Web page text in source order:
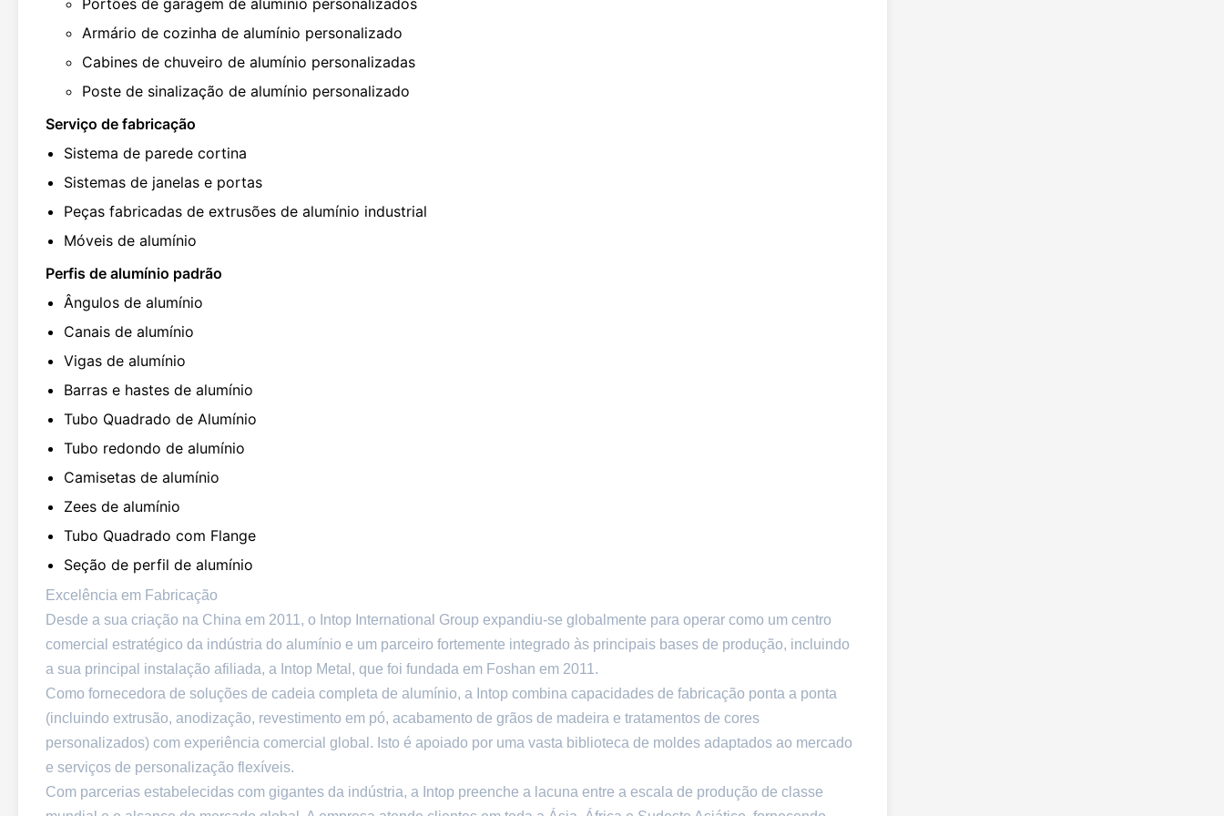
Armário de cozinha de alumínio personalizado
Cabines de chuveiro de alumínio personalizadas
Poste de sinalização de alumínio personalizado
Serviço de fabricação
Sistema de parede cortina
Sistemas de janelas e portas
Peças fabricadas de extrusões de alumínio industrial
Móveis de alumínio
Perfis de alumínio padrão
Ângulos de alumínio
Canais de alumínio
Vigas de alumínio
Barras e hastes de alumínio
Tubo Quadrado de Alumínio
Tubo redondo de alumínio
Camisetas de alumínio
Zees de alumínio
Tubo Quadrado com Flange
Seção de perfil de alumínio
Excelência em Fabricação
Desde a sua criação na China em 2011, o Intop International Group expandiu-se globalmente para operar como um centro
comercial estratégico da indústria do alumínio e um parceiro fortemente integrado às principais bases de produção, incluindo
a sua principal instalação afiliada, a Intop Metal, que foi fundada em Foshan em 2011.
Como fornecedora de soluções de cadeia completa de alumínio, a Intop combina capacidades de fabricação ponta a ponta
(incluindo extrusão, anodização, revestimento em pó, acabamento de grãos de madeira e tratamentos de cores
personalizados) com experiência comercial global. Isto é apoiado por uma vasta biblioteca de moldes adaptados ao mercado
e serviços de personalização flexíveis.
Com parcerias estabelecidas com gigantes da indústria, a Intop preenche a lacuna entre a escala de produção de classe